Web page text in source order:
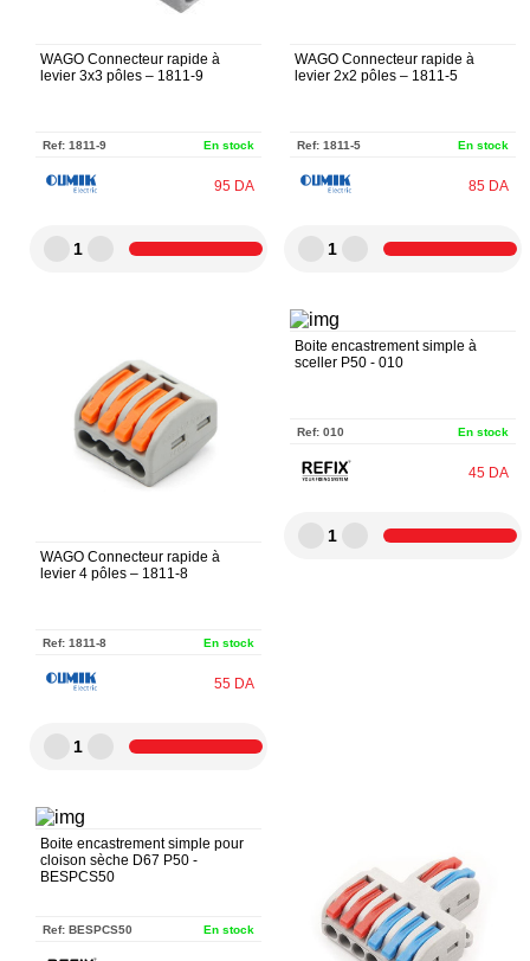
WAGO Connecteur rapide à
levier 3x3 pôles – 1811-9
Ref: 1811-9 En stock
95 DA
1
WAGO Connecteur rapide à
levier 2x2 pôles – 1811-5
Ref: 1811-5 En stock
85 DA
1
WAGO Connecteur rapide à
levier 4 pôles – 1811-8
Ref: 1811-8 En stock
55 DA
1
Boite encastrement simple à
sceller P50 - 010
Ref: 010 En stock
45 DA
1
Boite encastrement simple pour
cloison sèche D67 P50 -
BESPCS50
Ref: BESPCS50 En stock